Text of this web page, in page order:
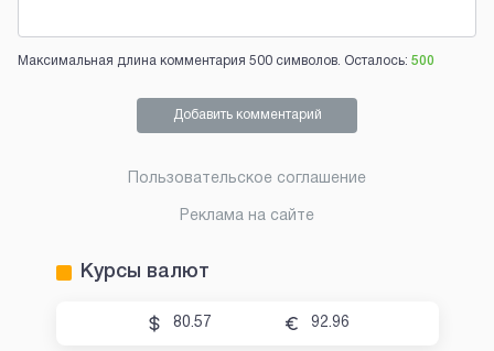
Максимальная длина комментария 500 символов. Осталось: 500
Добавить комментарий
Пользовательское соглашение
Реклама на сайте
Курсы валют
80.57 92.96